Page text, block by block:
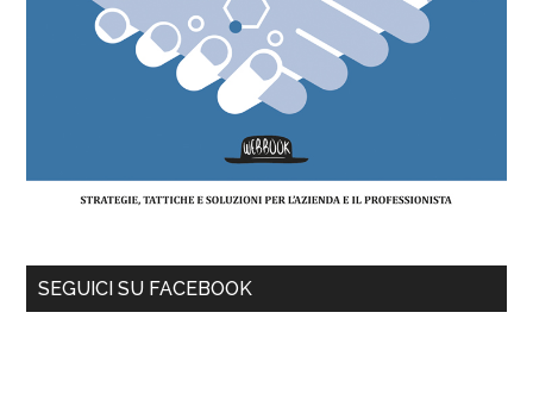
SEGUICI SU FACEBOOK